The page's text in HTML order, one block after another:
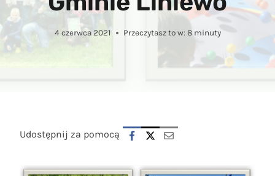
4 czerwca 2021 Przeczytasz to w:8 minuty
Udostępnij za pomocą